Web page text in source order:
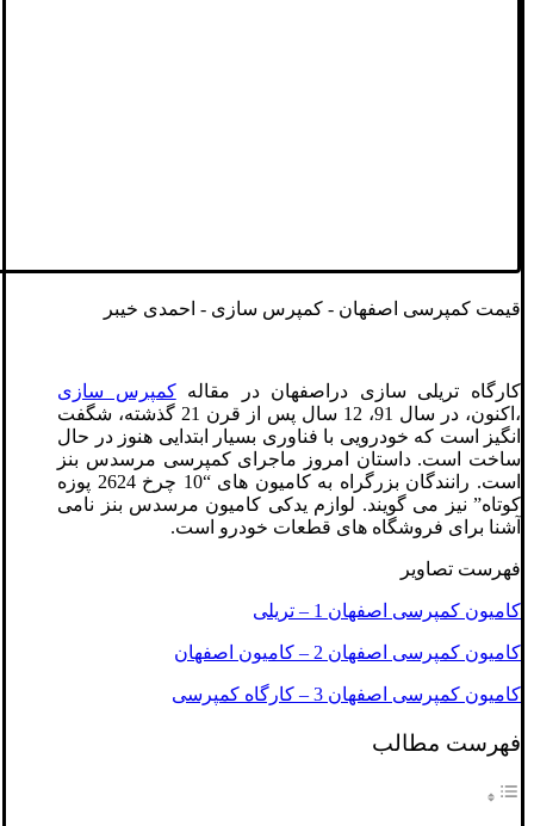
قیمت کمپرسی اصفهان - کمپرس سازی - احمدی خیبر
کارگاه تریلی سازی دراصفهان در مقالهکمپرس سازی
،اکنون، در سال 91، 12 سال پس از قرن 21 گذشته، شگفت
انگیز است که خودرویی با فناوری بسیار ابتدایی هنوز در حال
ساخت است. داستان امروز ماجرای کمپرسی مرسدس بنز
است. رانندگان بزرگراه به کامیون های “10 چرخ 2624 پوزه
کوتاه” نیز می گویند. لوازم یدکی کامیون مرسدس بنز نامی
آشنا برای فروشگاه های قطعات خودرو است.
فهرست تصاویر
کامیون کمپرسی اصفهان 1 – تریلی
کامیون کمپرسی اصفهان 2 – کامیون اصفهان
کامیون کمپرسی اصفهان 3 – کارگاه کمپرسی
فهرست مطالب